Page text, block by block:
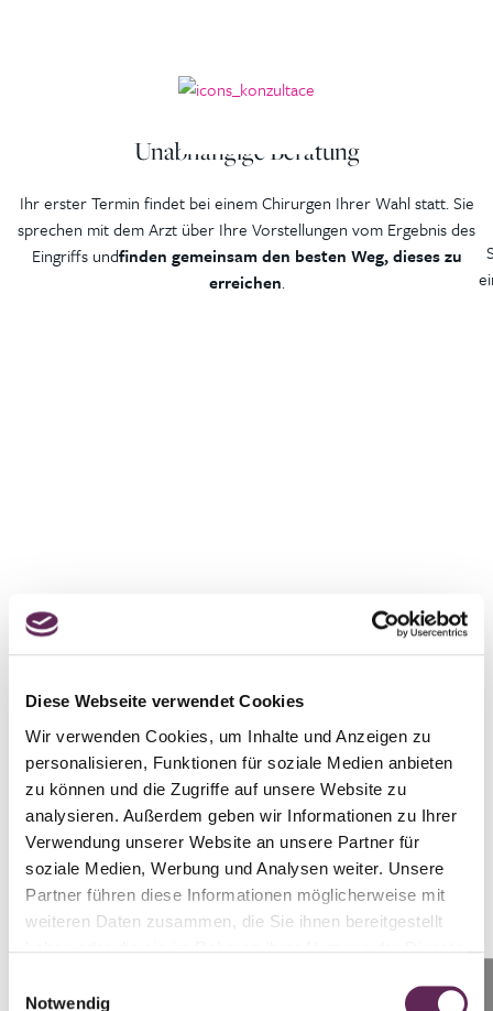
Diese Webseite verwendet Cookies
Wir verwenden Cookies, um Inhalte und Anzeigen zu
personalisieren, Funktionen für soziale Medien anbieten
zu können und die Zugriffe auf unsere Website zu
analysieren. Außerdem geben wir Informationen zu Ihrer
Verwendung unserer Website an unsere Partner für
soziale Medien, Werbung und Analysen weiter. Unsere
Partner führen diese Informationen möglicherweise mit
weiteren Daten zusammen, die Sie ihnen bereitgestellt
Notwendig
Unabhängige Beratung
Ihr erster Termin findet bei einem Chirurgen Ihrer Wahl statt. Sie
sprechen mit dem Arzt über Ihre Vorstellungen vom Ergebnis des
Eingriffs undfinden gemeinsam den besten Weg, dieses zu
erreichen.
Sie fragen sich oft
Gibt es nach einer Brustvergrößerung
mit Modellierung Narben an den
Brüsten?
Ist die Augmentation lebenslang oder